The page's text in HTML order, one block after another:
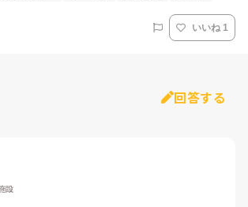
いいね 1
回答する
設